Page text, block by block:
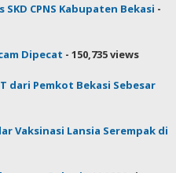
CPNS Kabupaten Bekasi -
Dipecat - 150,735 views
dari Pemkot Bekasi Sebesar
Vaksinasi Lansia Serempak di